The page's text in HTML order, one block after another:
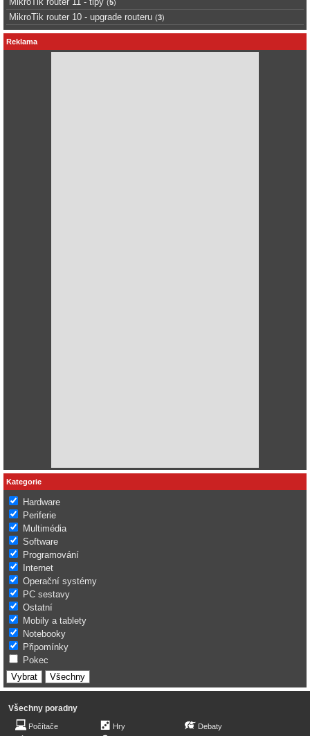
(5)
MikroTik router 10 - upgrade routeru (3)
Reklama
Kategorie
Hardware
Periferie
Multimédia
Software
Programování
Internet
Operační systémy
PC sestavy
Ostatní
Mobily a tablety
Notebooky
Připomínky
Pokec
Všechny poradny
Počítače Hry Debaty